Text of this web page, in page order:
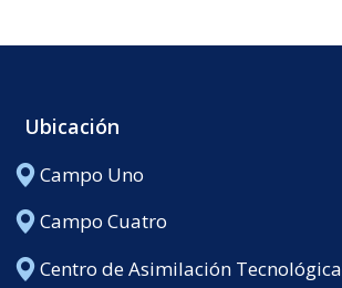
Ubicación
Campo Uno
Campo Cuatro
Centro de Asimilación Tecnológica